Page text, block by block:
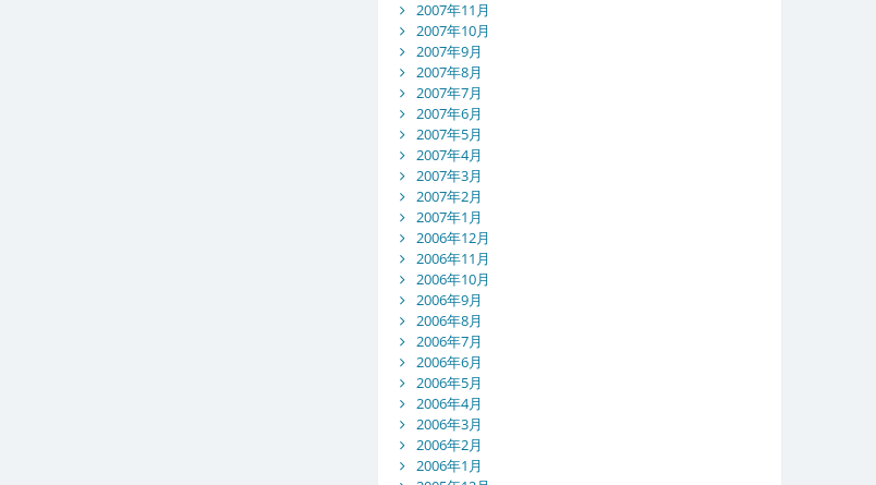
2007年11月
2007年10月
2007年9月
2007年8月
2007年7月
2007年6月
2007年5月
2007年4月
2007年3月
2007年2月
2007年1月
2006年12月
2006年11月
2006年10月
2006年9月
2006年8月
2006年7月
2006年6月
2006年5月
2006年4月
2006年3月
2006年2月
2006年1月